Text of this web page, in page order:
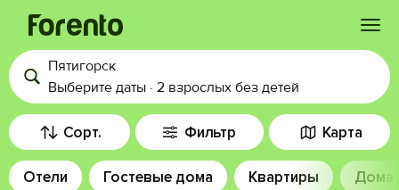
Войти
Избранное
История просмотра
Пятигорск
Выберите даты · 2 взрослых без детей
Сорт. Фильтр Карта
Отели Гостевые дома Квартиры Дома